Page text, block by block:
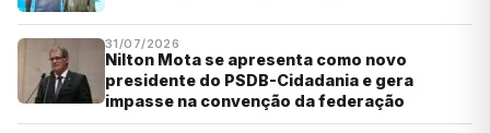
31/07/2026
Nilton Mota se apresenta como novo
presidente do PSDB-Cidadania e gera
impasse na convenção da federação